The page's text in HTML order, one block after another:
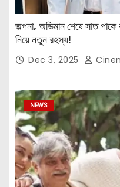
জল্পনা, অভিমান শেষে সাত পাকে
নিয়ে নতুন রহস্য!
Dec 3, 2025
NEWS